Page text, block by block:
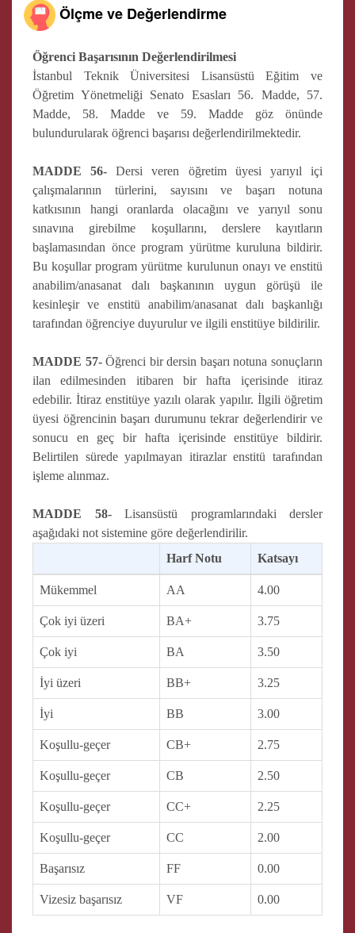
Ölçme ve Değerlendirme
Öğrenci Başarısının Değerlendirilmesi
İstanbul Teknik Üniversitesi Lisansüstü Eğitim ve
Öğretim Yönetmeliği Senato Esasları 56. Madde, 57.
Madde, 58. Madde ve 59. Madde göz önünde
bulundurularak öğrenci başarısı değerlendirilmektedir.
MADDE 56- Dersi veren öğretim üyesi yarıyıl içi
çalışmalarının türlerini, sayısını ve başarı notuna
katkısının hangi oranlarda olacağını ve yarıyıl sonu
sınavına girebilme koşullarını, derslere kayıtların
başlamasından önce program yürütme kuruluna bildirir.
Bu koşullar program yürütme kurulunun onayı ve enstitü
anabilim/anasanat dalı başkanının uygun görüşü ile
kesinleşir ve enstitü anabilim/anasanat dalı başkanlığı
tarafından öğrenciye duyurulur ve ilgili enstitüye bildirilir.
MADDE 57-Öğrenci bir dersin başarı notuna sonuçların
ilan edilmesinden itibaren bir hafta içerisinde itiraz
edebilir. İtiraz enstitüye yazılı olarak yapılır. İlgili öğretim
üyesi öğrencinin başarı durumunu tekrar değerlendirir ve
sonucu en geç bir hafta içerisinde enstitüye bildirir.
Belirtilen sürede yapılmayan itirazlar enstitü tarafından
işleme alınmaz.
MADDE 58-Lisansüstü programlarındaki dersler
aşağıdaki not sistemine göre değerlendirilir.
Harf Notu
Katsayı
Mükemmel AA 4.00
Çok iyi üzeri BA+ 3.75
Çok iyi BA 3.50
İyi üzeri BB+ 3.25
İyi BB 3.00
Koşullu-geçer CB+ 2.75
Koşullu-geçer CB 2.50
Koşullu-geçer CC+ 2.25
Koşullu-geçer CC 2.00
Başarısız FF 0.00
Vizesiz başarısız VF 0.00